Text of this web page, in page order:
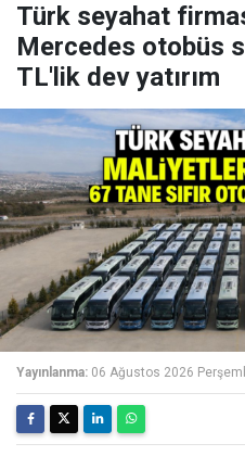
Türk seyahat
Mercedes otobüs
TL'lik dev yatırım
Yayınlanma: 06 Ağustos 2026